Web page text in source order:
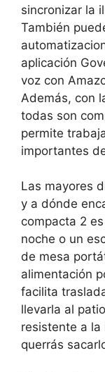
sincronizar la
También
aplicación
voz con
Además, con
todas son
permite
importantes
Las mayores
y a dónde
compacta 2
noche o un
de mesa
alimentación
facilita
llevarla al
resistente a la
querrás